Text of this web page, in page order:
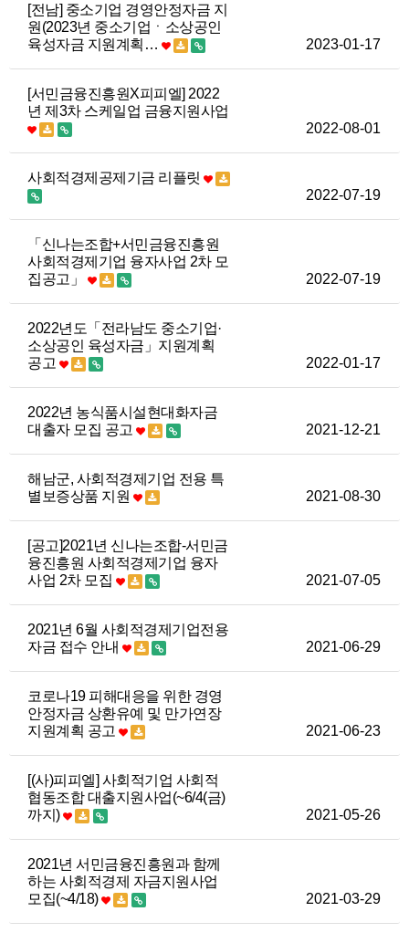
[전남] 중소기업 경영안정자금 지
원(2023년 중소기업ㆍ소상공인
육성자금 지원계획…
2023-01-17
[서민금융진흥원X피피엘] 2022
년 제3차 스케일업 금융지원사업
2022-08-01
사회적경제공제기금 리플릿
2022-07-19
「신나는조합+서민금융진흥원
사회적경제기업 융자사업 2차 모
집공고」
2022-07-19
2022년도「전라남도 중소기업·
소상공인 육성자금」지원계획
공고
2022-01-17
2022년 농식품시설현대화자금
대출자 모집 공고
2021-12-21
해남군, 사회적경제기업 전용 특
별보증상품 지원
2021-08-30
[공고]2021년 신나는조합-서민금
융진흥원 사회적경제기업 융자
사업 2차 모집
2021-07-05
2021년 6월 사회적경제기업전용
자금 접수 안내
2021-06-29
코로나19 피해대응을 위한 경영
안정자금 상환유예 및 만가연장
지원계획 공고
2021-06-23
[(사)피피엘] 사회적기업 사회적
협동조합 대출지원사업(~6/4(금)
까지)
2021-05-26
2021년 서민금융진흥원과 함께
하는 사회적경제 자금지원사업
모집(~4/18)
2021-03-29